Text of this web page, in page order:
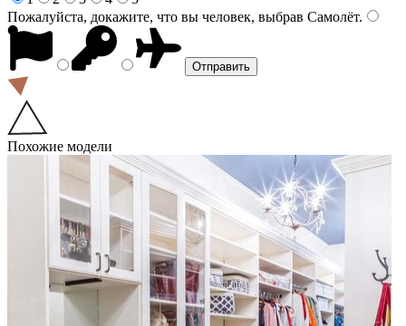
Пожалуйста, докажите, что вы человек, выбрав Самолёт.
Похожие модели